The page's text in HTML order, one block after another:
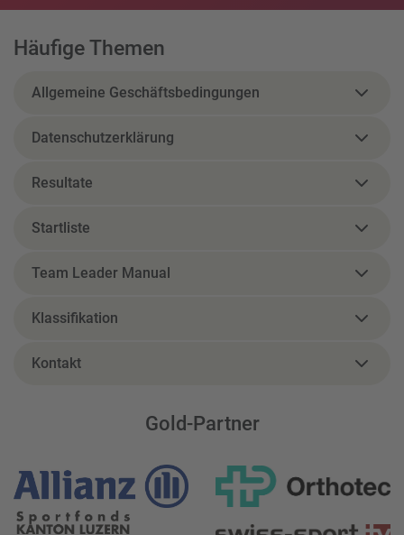
Häufige Themen
Allgemeine Geschäftsbedingungen
Datenschutzerklärung
Resultate
Startliste
Team Leader Manual
Klassifikation
Kontakt
Gold-Partner